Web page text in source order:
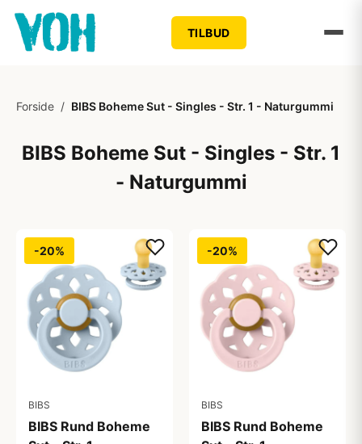
TILBUD
Forside / BIBS Boheme Sut - Singles - Str. 1 - Naturgummi
BIBS Boheme Sut - Singles - Str. 1
- Naturgummi
-20%
BIBS
BIBS Rund Boheme
-20%
BIBS
BIBS Rund Boheme